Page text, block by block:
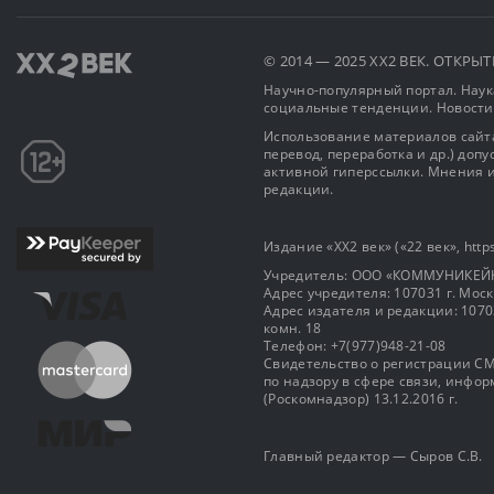
© 2014 — 2025 XX2 ВЕК.
Научно-популярный портал.
социальные тенденции.
Использование материалов
перевод, переработка и др.)
активной гиперссылки. Мнения
редакции.
Издание «XX2 век» («22 век»,
Учредитель: OOO
Адрес учредителя: 107031 г.
Адрес издателя и редакции:
комн. 18
Телефон: +7(977)948-21-08
Свидетельство о регистрации
по надзору в сфере связи,
(Роскомнадзор) 13.12.2016 г.
Главный редактор — Сыров С.В.